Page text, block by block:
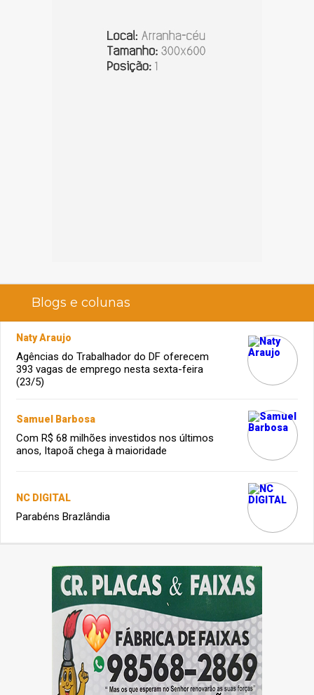
Blogs e colunas
Naty Araujo
Agências do Trabalhador do DF oferecem
393 vagas de emprego nesta sexta-feira
(23/5)
Samuel Barbosa
Com R$ 68 milhões investidos nos últimos
anos, Itapoã chega à maioridade
NC DIGITAL
Parabéns Brazlândia